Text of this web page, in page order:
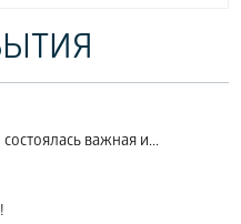
важная и...